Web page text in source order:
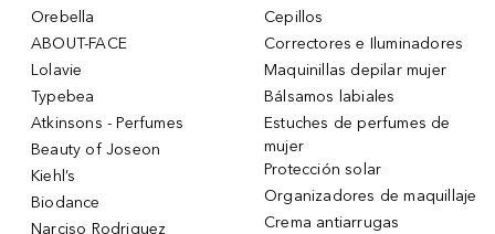
Orebella
ABOUT-FACE
Lolavie
Typebea
Atkinsons - Perfumes
Beauty of Joseon
Kiehl’s
Biodance
Narciso Rodriguez
Cepillos
Correctores e Iluminadores
Maquinillas depilar mujer
Bálsamos labiales
Estuches de perfumes de
mujer
Protección solar
Organizadores de maquillaje
Crema antiarrugas